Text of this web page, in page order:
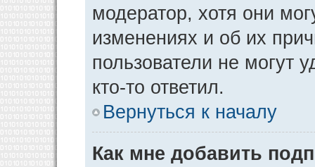
модератор, хотя они
изменениях и об их
пользователи не могут
кто-то ответил.
Вернуться к началу
Как мне добавить